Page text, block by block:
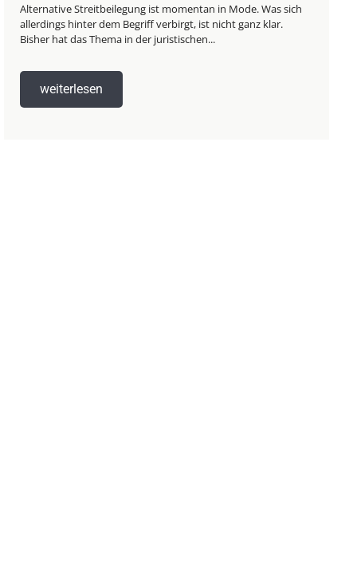
Alternative Streitbeilegung ist momentan in Mode. Was sich
allerdings hinter dem Begriff verbirgt, ist nicht ganz klar.
Bisher hat das Thema in der juristischen...
weiterlesen